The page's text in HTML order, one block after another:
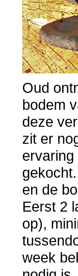
Oud
bodem
deze
zit er
en de
Eerst 2
op),
week